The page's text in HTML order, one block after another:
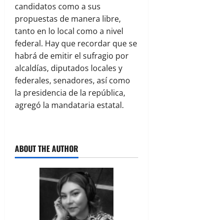
candidatos como a sus
propuestas de manera libre,
tanto en lo local como a nivel
federal. Hay que recordar que se
habrá de emitir el sufragio por
alcaldías, diputados locales y
federales, senadores, así como
la presidencia de la república,
agregó la mandataria estatal.
ABOUT THE AUTHOR